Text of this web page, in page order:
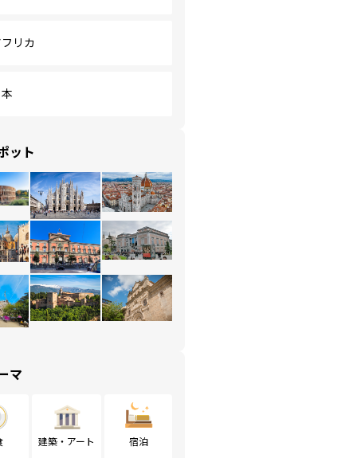
リカ
ット
マ
建築・アート 宿泊